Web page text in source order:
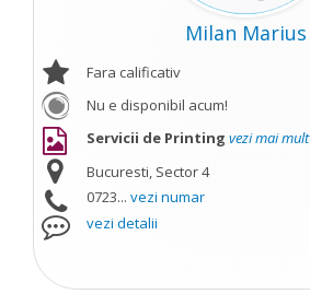
Milan Marius
Fara calificativ
Nu e disponibil acum!
Servicii de Printing vezi mai mult
Bucuresti, Sector 4
0723... vezi numar
vezi detalii